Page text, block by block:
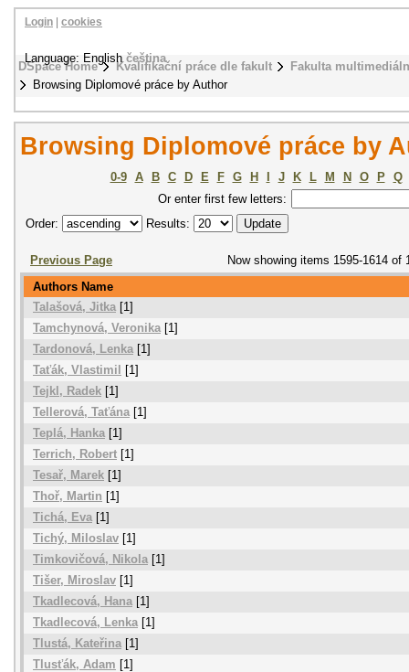
DSpace Home Kvalifikační práce dle fakult
Fakulta
Browsing Diplomové práce by Author
Login cookies
Language: Englishčeština
Browsing Diplomové práce by
0-9 A B C D E F G H J K L M N O P
Q
Or enter first few letters:
Order:
Results:
Previous Page
Now showing items 1595-1614 of
Authors Name
Talašová, Jitka [1]
Tamchynová, Veronika[1]
Tardonová, Lenka [1]
Taťák, Vlastimil
[1]
Tejkl, Radek [1]
Tellerová, Taťána[1]
Teplá, Hanka [1]
Terrich, Robert [1]
Tesař, Marek [1]
Thoř, Martin [1]
Tichá, Eva [1]
Tichý, Miloslav [1]
Timkovičová, Nikola [1]
Tišer, Miroslav [1]
Tkadlecová, Hana [1]
Tkadlecová, Lenka[1]
Tlustá, Kateřina [1]
Tlusťák, Adam [1]